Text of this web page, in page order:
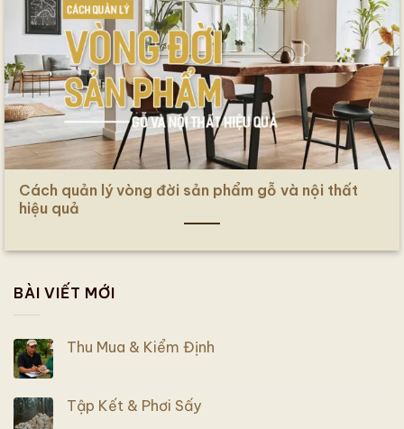
Cách quản lý vòng đời sản phẩm gỗ và nội thất
hiệu quả
BÀI VIẾT MỚI
Thu Mua & Kiểm Định
Tập Kết & Phơi Sấy